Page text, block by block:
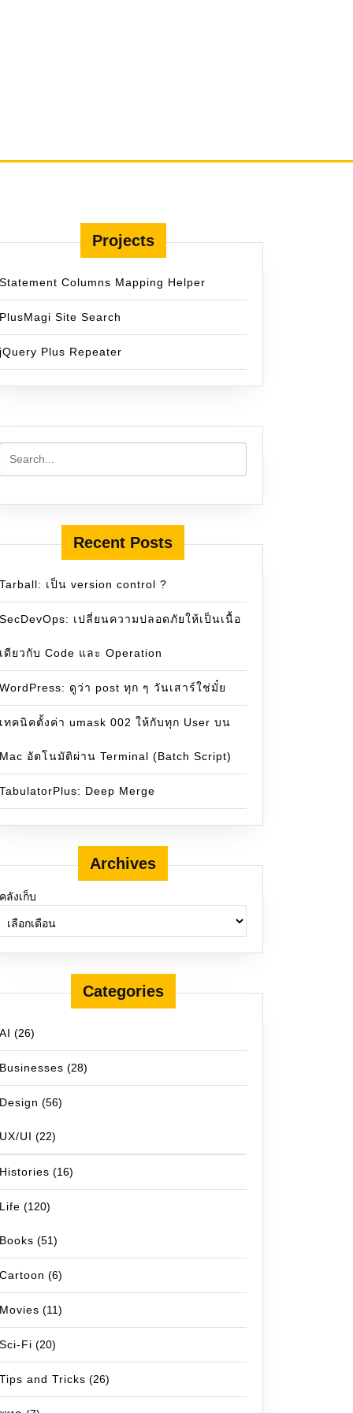
Projects
Statement Columns Mapping Helper
PlusMagi Site Search
jQuery Plus Repeater
Recent Posts
Tarball: เป็น version control ?
SecDevOps: เปลี่ยนความปลอดภัยให้เป็นเนื้อ
เดียวกับ Code และ Operation
WordPress: ดูว่า post ทุก ๆ วันเสาร์ใช่มั๋ย
เทคนิคตั้งค่า umask 002 ให้กับทุก User บน
Mac อัตโนมัติผ่าน Terminal (Batch Script)
TabulatorPlus: Deep Merge
Archives
คลังเก็บ
Categories
AI (26)
Businesses (28)
Design (56)
UX/UI (22)
Histories (16)
Life (120)
Books (51)
Cartoon (6)
Movies (11)
Sci-Fi (20)
Tips and Tricks (26)